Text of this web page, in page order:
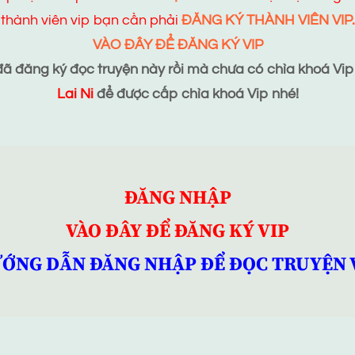
thành viên vip bạn cần phải ĐĂNG KÝ THÀNH VIÊN VIP.
VÀO ĐÂY ĐỂ ĐĂNG KÝ VIP
đăng ký đọc truyện này rồi mà chưa có chìa khoá
Lai Ni để được cấp chìa khoá Vip nhé!
ĐĂNG NHẬP
VÀO ĐÂY ĐỂ ĐĂNG KÝ VIP
DẪN ĐĂNG NHẬP ĐỂ ĐỌC TRUYỆN